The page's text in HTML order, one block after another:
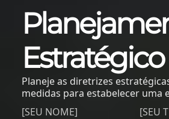
Estratégico
Planeje as diretrizes
medidas para estabelecer uma
[SEU NOME]
[SEU